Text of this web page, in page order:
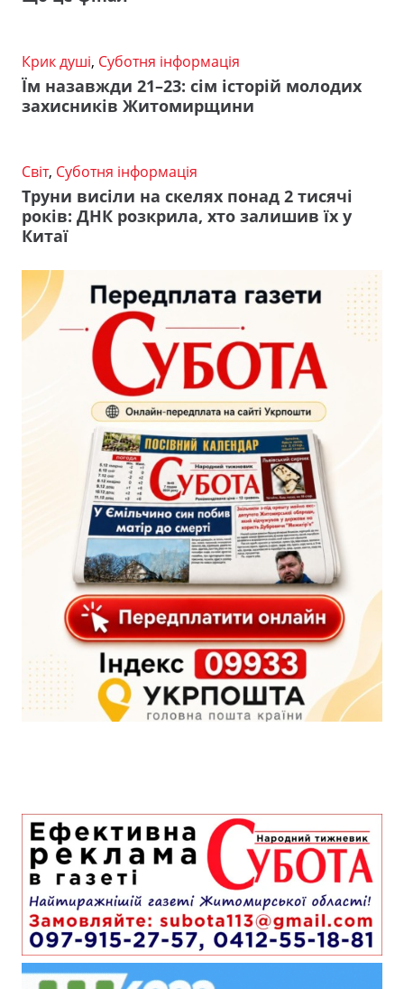
Крик душі, Суботня інформація
Їм назавжди 21–23: сім історій молодих
захисників Житомирщини
Світ, Суботня інформація
Труни висіли на скелях понад 2 тисячі
років: ДНК розкрила, хто залишив їх у
Китаї